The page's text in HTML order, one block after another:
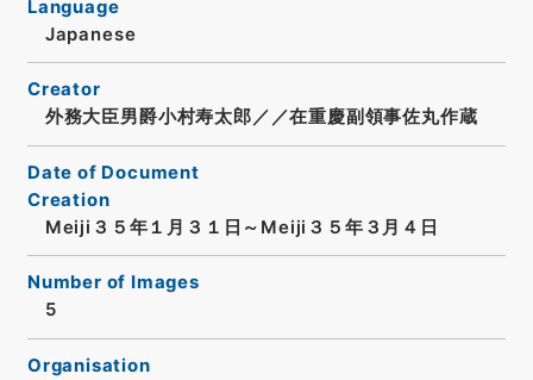
Language
Japanese
Creator
外務大臣男爵小村寿太郎／／在重慶副領事佐丸作蔵
Date of Document
Creation
Meiji３５年１月３１日～Meiji３５年３月４日
Number of Images
5
Organisation